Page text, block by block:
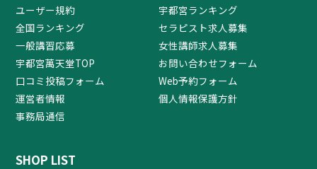
ユーザー規約
宇都宮ランキング
全国ランキング
セラピスト求人募集
一般講習応募
女性講師求人募集
宇都宮萬天堂TOP
お問い合わせフォーム
口コミ投稿フォーム
Web予約フォーム
運営者情報
個人情報保護方針
事務局通信
SHOP LIST